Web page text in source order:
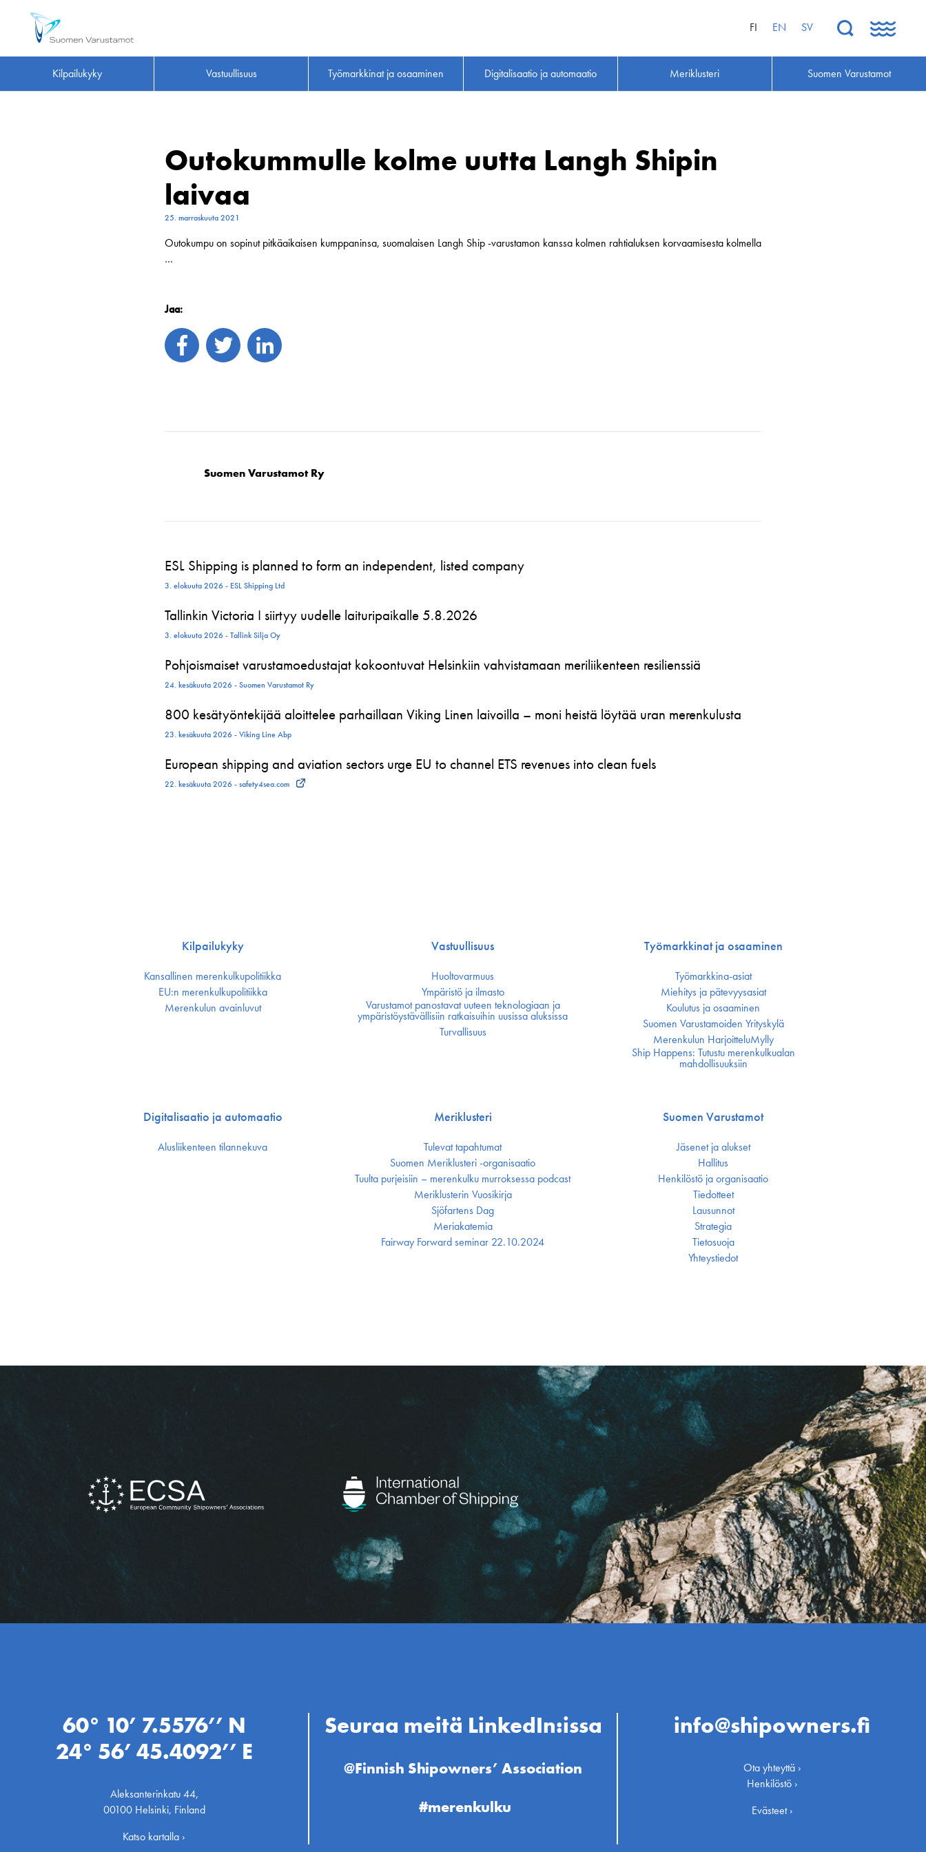
FI EN SV
Kilpailukyky Vastuullisuus Työmarkkinat ja osaaminen Digitalisaatio ja automaatio Meriklusteri Suomen Varustamot
Outokummulle kolme uutta Langh Shipin
laivaa
25. marraskuuta 2021
Outokumpu on sopinut pitkäaikaisen kumppaninsa, suomalaisen Langh Ship -varustamon kanssa kolmen rahtialuksen korvaamisesta kolmella
…
Jaa:
Suomen Varustamot Ry
ESL Shipping is planned to form an independent, listed company
3. elokuuta 2026 - ESL Shipping Ltd
Tallinkin Victoria I siirtyy uudelle laituripaikalle 5.8.2026
3. elokuuta 2026 - Tallink Silja Oy
Pohjoismaiset varustamoedustajat kokoontuvat Helsinkiin vahvistamaan meriliikenteen resilienssiä
24. kesäkuuta 2026 - Suomen Varustamot Ry
800 kesätyöntekijää aloittelee parhaillaan Viking Linen laivoilla – moni heistä löytää uran merenkulusta
23. kesäkuuta 2026 - Viking Line Abp
European shipping and aviation sectors urge EU to channel ETS revenues into clean fuels
22. kesäkuuta 2026 - safety4sea.com
Kilpailukyky
Kansallinen merenkulku­politiikka
EU:n merenkulku­politiikka
Merenkulun avainluvut
Vastuullisuus
Huoltovarmuus
Ympäristö ja ilmasto
Varustamot panostavat uuteen teknologiaan ja
ympäristöystävällisiin ratkaisuihin uusissa aluksissa
Turvallisuus
Työmarkkinat ja osaaminen
Työmarkkina-asiat
Miehitys ja pätevyys­asiat
Koulutus ja osaaminen
Suomen Varustamoiden Yrityskylä
Merenkulun HarjoitteluMylly
Ship Happens: Tutustu merenkulkualan
mahdollisuuksiin
Digitalisaatio ja automaatio
Alusliikenteen tilannekuva
Meriklusteri
Tulevat tapahtumat
Suomen Meriklusteri -organisaatio
Tuulta purjeisiin – merenkulku murroksessa podcast
Meriklusterin Vuosikirja
Sjöfartens Dag
Meriakatemia
Fairway Forward seminar 22.10.2024
Suomen Varustamot
Jäsenet ja alukset
Hallitus
Henkilöstö ja organisaatio
Tiedotteet
Lausunnot
Strategia
Tietosuoja
Yhteystiedot
60° 10’ 7.5576’’ N
24° 56’ 45.4092’’ E
Aleksanterinkatu 44,
00100 Helsinki, Finland
Katso kartalla ›
Seuraa meitä LinkedIn:issa
@Finnish Shipowners’ Association
#merenkulku
info@shipowners.fi
Ota yhteyttä ›
Henkilöstö ›
Evästeet ›